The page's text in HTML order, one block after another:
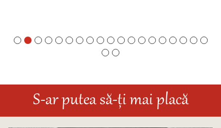
S-ar putea să-ți mai placă